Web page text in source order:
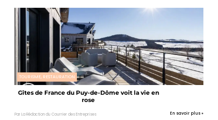
TOURISME, RESTAURATION
Gîtes de France du Puy-de-Dôme voit la vie en
rose
Par La Rédaction du Courrier des Entreprises En savoir plus »